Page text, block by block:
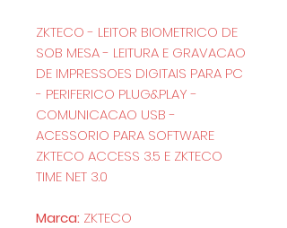
ZKTECO - LEITOR BIOMETRICO DE
SOB MESA - LEITURA E GRAVACAO
DE IMPRESSOES DIGITAIS PARA PC
- PERIFERICO PLUG&PLAY -
COMUNICACAO USB -
ACESSORIO PARA SOFTWARE
ZKTECO ACCESS 3.5 E ZKTECO
TIME NET 3.0
Marca: ZKTECO